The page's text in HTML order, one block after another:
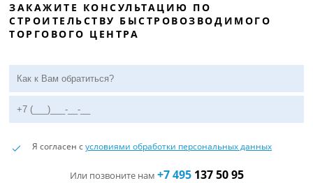
ЗАКАЖИТЕ КОНСУЛЬТАЦИЮ ПО
СТРОИТЕЛЬСТВУ БЫСТРОВОЗВОДИМОГО
ТОРГОВОГО ЦЕНТРА
Я согласен сусловиями обработки персональных данных
Или позвоните нам +7 495137 50 95